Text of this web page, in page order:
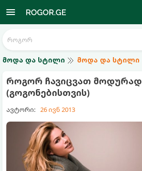
მოდა და სტილი მოდა და სტილი
როგორ ჩავიცვათ მოდურად
(გოგონებისთვის)
ავტორი: 26 ივნ 2013